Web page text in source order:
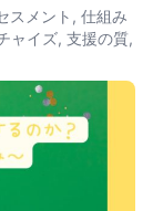
スメント , 仕組み
ャイズ, 支援の質,